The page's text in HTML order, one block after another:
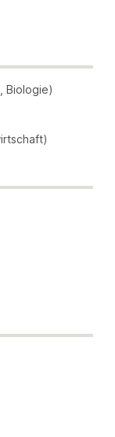
Biologie)